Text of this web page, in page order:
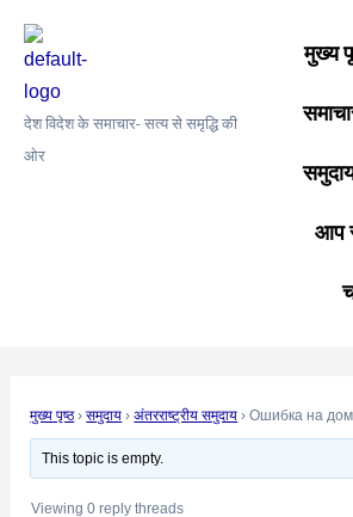
content
देश विदेश के समाचार- सत्य से समृद्धि की
ओर
मुख्य
आप
मुख्य पृष्ठ › समुदाय › अंतरराष्ट्रीय समुदाय › Ошибка на
This topic is empty.
Viewing 0 reply threads
navigation